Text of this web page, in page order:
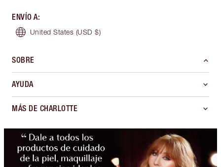
ENVÍO A:
United States (USD $)
SOBRE
AYUDA
MÁS DE CHARLOTTE